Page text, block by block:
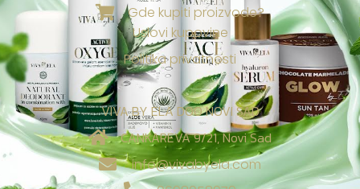
Gde kupiti proizvode?
Uslovi kupovine
Politika privatnosti
VIVA BY ELA DOO NOVI SAD
CANKAREVA 9/21, Novi Sad
info@vivabyela.com
Loyalty & Preporuka
Spojite porudžbine i uzmite poklone🎁
›
⭐ Tvoj Viva sistem vernosti ›
✍️
Viva nagrade za recenzije:
Tvoji rezultati donose besplatne proizvode! 🎁
✨
›